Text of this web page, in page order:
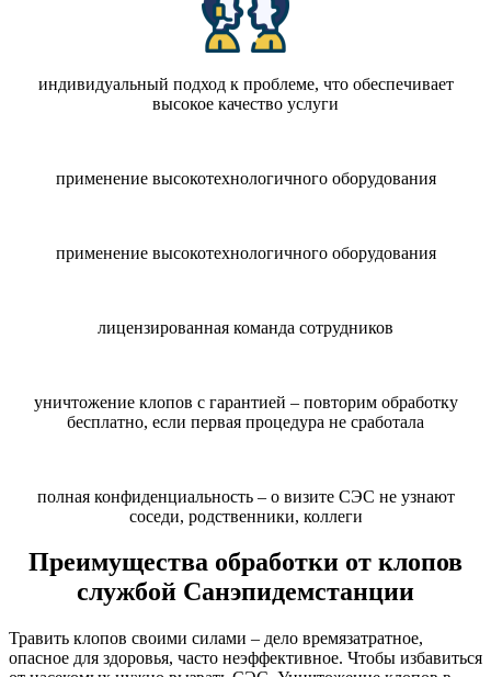
индивидуальный подход к проблеме, что обеспечивает
высокое качество услуги
применение высокотехнологичного оборудования
применение высокотехнологичного оборудования
лицензированная команда сотрудников
уничтожение клопов с гарантией – повторим обработку
бесплатно, если первая процедура не сработала
полная конфиденциальность – о визите СЭС не узнают
соседи, родственники, коллеги
Преимущества обработки от клопов
службой Санэпидемстанции
Травить клопов своими силами – дело времязатратное,
опасное для здоровья, часто неэффективное. Чтобы избавиться